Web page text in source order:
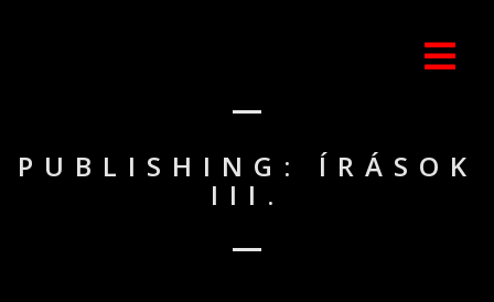
PUBLISHING: ÍRÁSOK
III.